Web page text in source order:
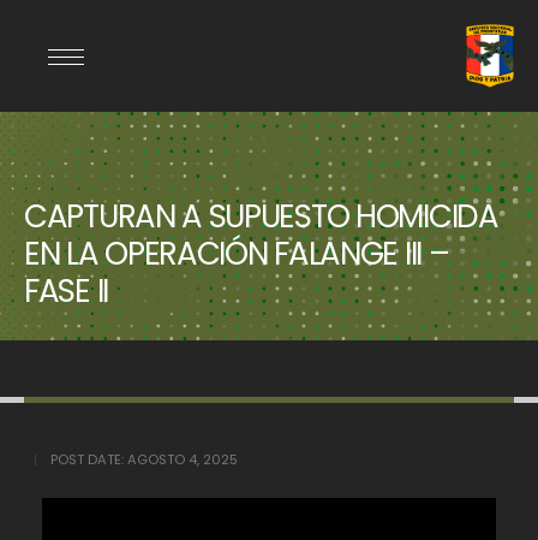
CAPTURAN A SUPUESTO HOMICIDA
EN LA OPERACIÓN FALANGE III –
FASE II
POST DATE:AGOSTO 4, 2025